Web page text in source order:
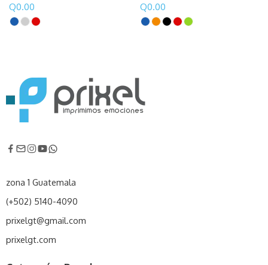
Q0.00 Q0.00
zona 1 Guatemala
(+502) 5140-4090
prixelgt@gmail.com
prixelgt.com